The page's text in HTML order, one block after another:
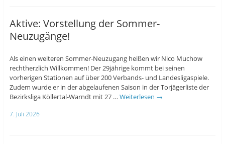
Aktive: Vorstellung der Sommer-
Neuzugänge!
Als einen weiteren Sommer-Neuzugang heißen wir Nico Muchow
rechtherzlich Willkommen! Der 29jährige kommt bei seinen
vorherigen Stationen auf über 200 Verbands- und Landesligaspiele.
Zudem wurde er in der abgelaufenen Saison in der Torjägerliste der
Bezirksliga Köllertal-Warndt mit 27 … Weiterlesen →
7. Juli 2026